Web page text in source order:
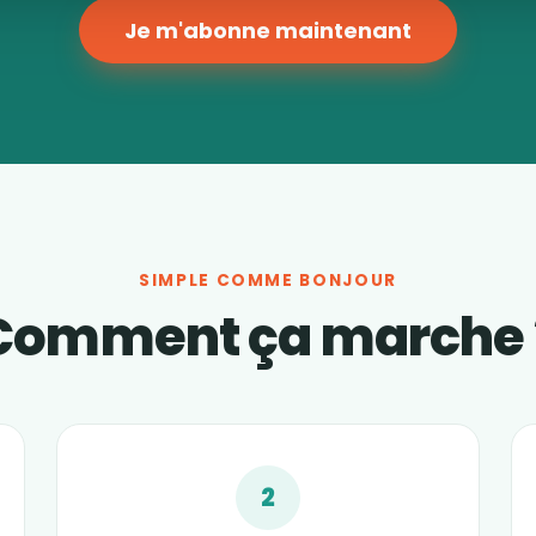
Je m'abonne maintenant
SIMPLE COMME BONJOUR
ça marche
2